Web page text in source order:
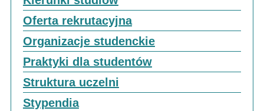
Oferta rekrutacyjna
Organizacje studenckie
Praktyki dla studentów
Struktura uczelni
Stypendia